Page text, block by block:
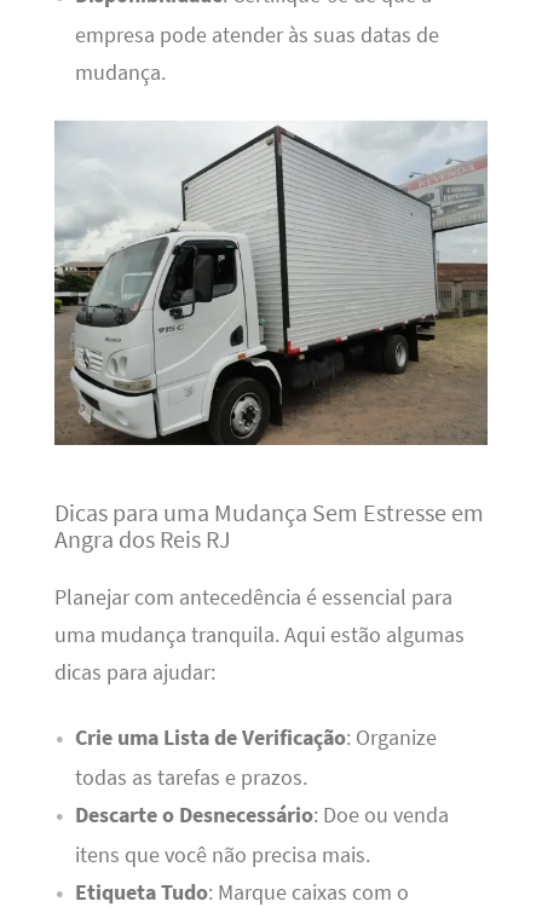
empresa pode atender às suas datas de
mudança.
Dicas para uma Mudança Sem Estresse em
Angra dos Reis RJ
Planejar com antecedência é essencial para
uma mudança tranquila. Aqui estão algumas
dicas para ajudar:
Crie uma Lista de Verificação: Organize
todas as tarefas e prazos.
Descarte o Desnecessário: Doe ou venda
itens que você não precisa mais.
Etiqueta Tudo: Marque caixas com o